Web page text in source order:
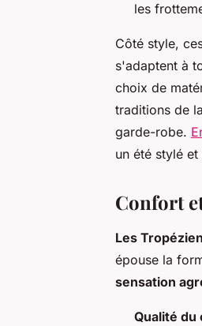
les
Côté style,
s'adaptent à
choix de
traditions de
garde-robe.
un été stylé
Confort
Les
épouse la
sensation
Qualité du